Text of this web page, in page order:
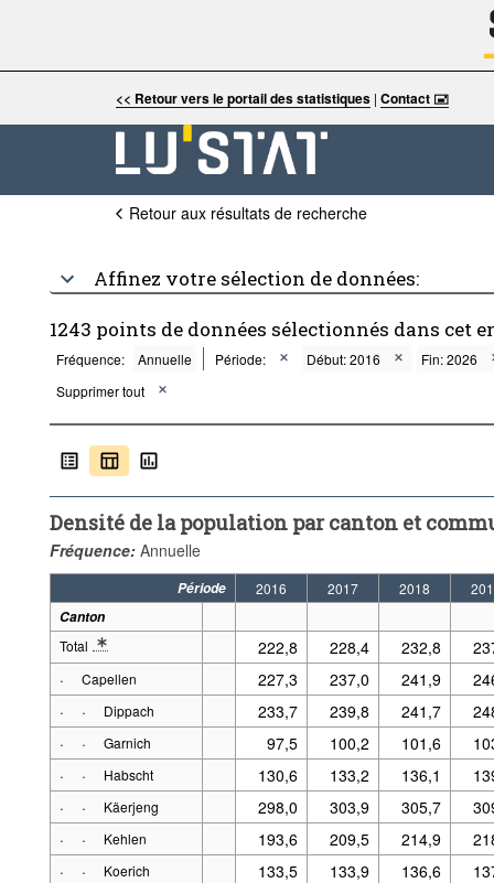
<< Retour vers le portail des statistiques| Contact 🖃
Retour aux résultats de recherche
Affinez votre sélection de données:
1243 points de données sélectionnés dans cet
Fréquence: Annuelle Période: Début: 2016
Fin: 2026
Supprimer tout
Densité de la population par canton et
Fréquence: Annuelle
Période 2016 2017 2018
Canton
Total
* Note canton 2: Jusqu'en 1970 et pour les années 1981, 1991, 2001
222,8 228,4 232,8
·
Capellen 227,3 237,0 241,9
· · Dippach 233,7 239,8 241,7
· · Garnich 97,5 100,2 101,6
· · Habscht 130,6 133,2 136,1
· · Käerjeng 298,0 303,9 305,7
· · Kehlen 193,6 209,5 214,9
· · Koerich 133,5 133,9 136,6